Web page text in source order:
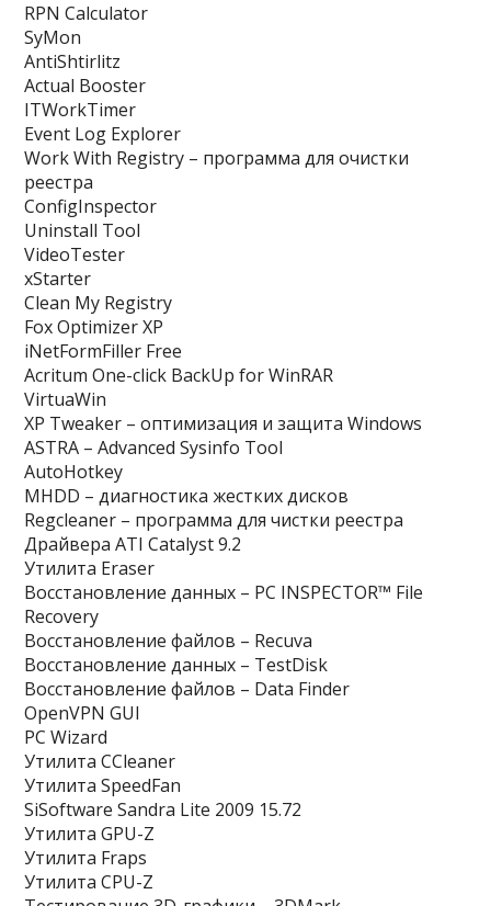
RPN Calculator
SyMon
AntiShtirlitz
Actual Booster
ITWorkTimer
Event Log Explorer
Work With Registry – программа для очистки
реестра
ConfigInspector
Uninstall Tool
VideoTester
xStarter
Clean My Registry
Fox Optimizer XP
iNetFormFiller Free
Acritum One-click BackUp for WinRAR
VirtuaWin
XP Tweaker – оптимизация и защита Windows
ASTRA – Advanced Sysinfo Tool
AutoHotkey
MHDD – диагностика жестких дисков
Regcleaner – программа для чистки реестра
Драйвера ATI Catalyst 9.2
Утилита Eraser
Восстановление данных – PC INSPECTOR™ File
Recovery
Восстановление файлов – Recuva
Восстановление данных – TestDisk
Восстановление файлов – Data Finder
OpenVPN GUI
PC Wizard
Утилита CCleaner
Утилита SpeedFan
SiSoftware Sandra Lite 2009 15.72
Утилита GPU-Z
Утилита Fraps
Утилита CPU-Z